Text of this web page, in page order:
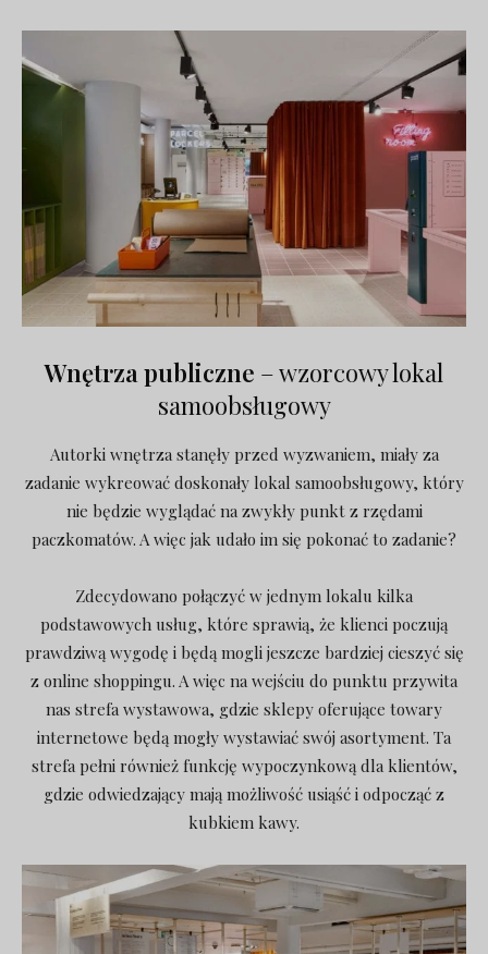
Wnętrza publiczne – wzorcowy lokal
samoobsługowy
Autorki wnętrza stanęły przed wyzwaniem, miały za
zadanie wykreować doskonały lokal samoobsługowy, który
nie będzie wyglądać na zwykły punkt z rzędami
paczkomatów. A więc jak udało im się pokonać to zadanie?
Zdecydowano połączyć w jednym lokalu kilka
podstawowych usług, które sprawią, że klienci poczują
prawdziwą wygodę i będą mogli jeszcze bardziej cieszyć się
z online shoppingu. A więc na wejściu do punktu przywita
nas strefa wystawowa, gdzie sklepy oferujące towary
internetowe będą mogły wystawiać swój asortyment. Ta
strefa pełni również funkcję wypoczynkową dla klientów,
gdzie odwiedzający mają możliwość usiąść i odpocząć z
kubkiem kawy.